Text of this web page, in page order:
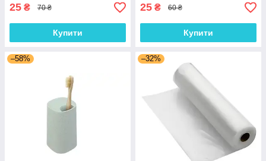
25 ₴ 70 ₴
Купити
25 ₴ 60 ₴
Купити
–58% –32%